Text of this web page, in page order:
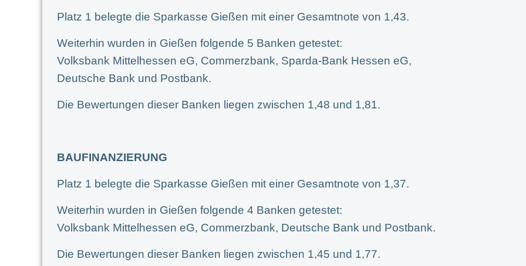
Platz 1 belegte die Sparkasse Gießen mit einer Gesamtnote von 1,43.
Weiterhin wurden in Gießen folgende 5 Banken getestet:
Volksbank Mittelhessen eG, Commerzbank, Sparda-Bank Hessen eG,
Deutsche Bank und Postbank.
Die Bewertungen dieser Banken liegen zwischen 1,48 und 1,81.
BAUFINANZIERUNG
Platz 1 belegte die Sparkasse Gießen mit einer Gesamtnote von 1,37.
Weiterhin wurden in Gießen folgende 4 Banken getestet:
Volksbank Mittelhessen eG, Commerzbank, Deutsche Bank und Postbank.
Die Bewertungen dieser Banken liegen zwischen 1,45 und 1,77.